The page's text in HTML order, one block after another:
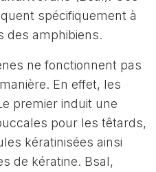
spécifiquement à
des amphibiens.
ne fonctionnent pas
En effet, les
premier induit une
pour les têtards,
kératinisées ainsi
de kératine. Bsal,